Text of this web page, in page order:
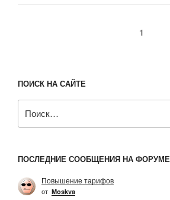
1
ПОИСК НА САЙТЕ
ПОСЛЕДНИЕ СООБЩЕНИЯ НА ФОРУМЕ
Повышение тарифов
от Moskva